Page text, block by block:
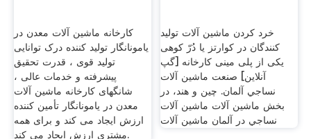
کارخانه ماشین آلات معدن در
یامونانگار تولید کننده درک توانایی
تولید قوی ، قدرت تحقیق
پیشرفته و خدمات عالی ،
شانگهای کارخانه ماشین آلات
معدن در یامونانگار تأمین کننده
ارزش ایجاد می کند و برای همه
مشتری ارزش ایجاد می کند.
خرد کردن ماشین آلات تولید
کنندگان در کوارتز یا دُرّ کوهی
یکی از پلی مینی کارخانه [گپ
آنلاین] صنعت ماشين آلات
نساجي آلمان. چين و هند، در
بخش ماشين آلات ماشين آلات
نساجي در آلمان ماشین آلات